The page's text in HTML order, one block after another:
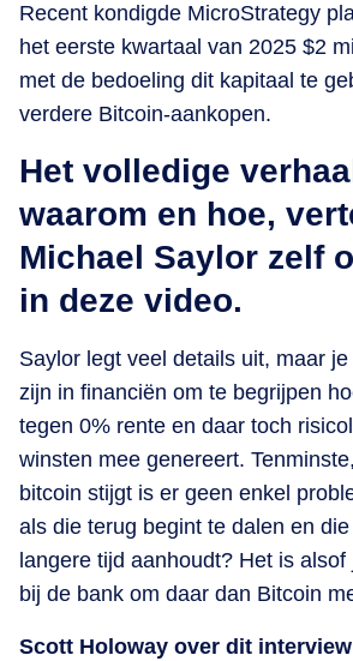
Recent kondigde MicroStrategy
het eerste kwartaal van 2025 $2
met de bedoeling dit kapitaal te
verdere Bitcoin-aankopen.
Het volledige
waarom en hoe,
Michael Saylor zelf
in deze video.
Saylor legt veel details uit, maar
zijn in financiën om te begrijpen
tegen 0% rente en daar toch
winsten mee genereert.
bitcoin stijgt is er geen enkel
als die terug begint te dalen en
langere tijd aanhoudt? Het is
bij de bank om daar dan Bitcoin
Scott Holoway over dit interview